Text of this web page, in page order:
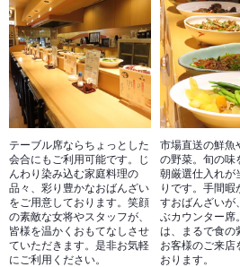
テーブル席ならちょっとした
会合にもご利用可能です。じ
んわり染み込む家庭料理の
品々、彩り豊かなおばんざい
をご用意しております。笑顔
の素敵な女将やスタッフが、
皆様を温かくおもてなしさせ
ていただきます。是非お気軽
にご利用ください。
市場直送の鮮魚
の野菜。旬の味
朝厳選仕入れが
りです。手間
すおばんざいが
ぶカウンター席
は、まるで食の
お客様のご来店
おります。